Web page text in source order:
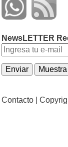
NewsLETTER
Contacto |